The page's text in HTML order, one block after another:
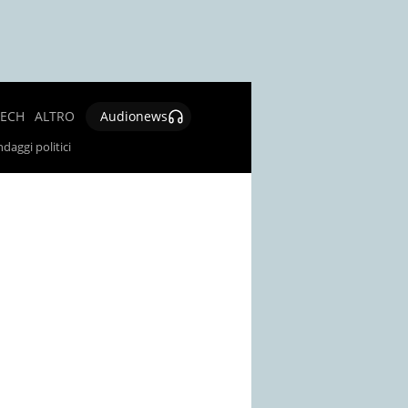
ALTRO
Audionews
politici